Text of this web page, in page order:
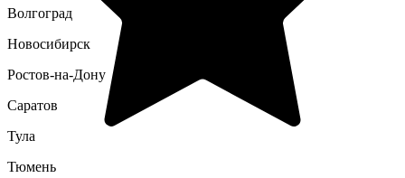
Волгоград
Новосибирск
Ростов-на-Дону
Саратов
Тула
Тюмень